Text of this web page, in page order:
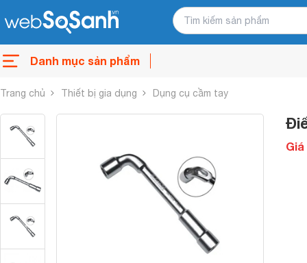
Danh mục sản phẩm
Trang chủ Thiết bị gia dụng Dụng cụ cầm tay